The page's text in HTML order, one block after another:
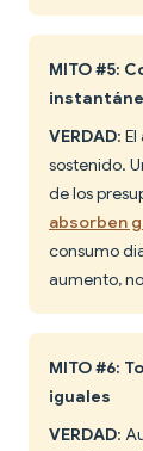
MITO #5:
VERDAD:
sostenido.
de los
absorben
consumo
aumento,
MITO #6:
iguales
VERDAD: